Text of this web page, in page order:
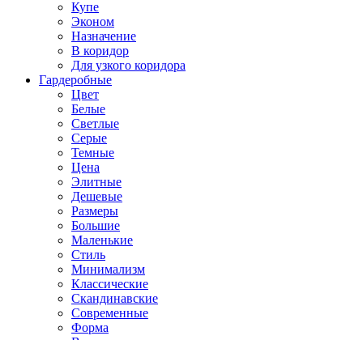
Купе
Эконом
Назначение
В коридор
Для узкого коридора
Гардеробные
Цвет
Белые
Светлые
Серые
Темные
Цена
Элитные
Дешевые
Размеры
Большие
Маленькие
Стиль
Минимализм
Классические
Скандинавские
Современные
Форма